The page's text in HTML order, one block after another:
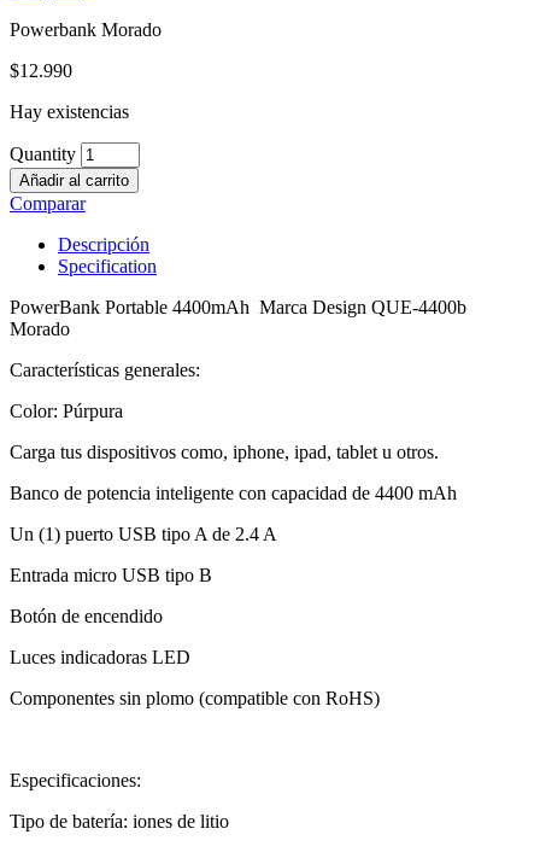
Powerbank Morado
$12.990
Hay existencias
Quantity
Añadir al carrito
Comparar
Descripción
Specification
PowerBank Portable 4400mAh Marca Design QUE-4400b
Morado
Características generales:
Color: Púrpura
Carga tus dispositivos como, iphone, ipad, tablet u otros.
Banco de potencia inteligente con capacidad de 4400 mAh
Un (1) puerto USB tipo A de 2.4 A
Entrada micro USB tipo B
Botón de encendido
Luces indicadoras LED
Componentes sin plomo (compatible con RoHS)
Especificaciones:
Tipo de batería: iones de litio